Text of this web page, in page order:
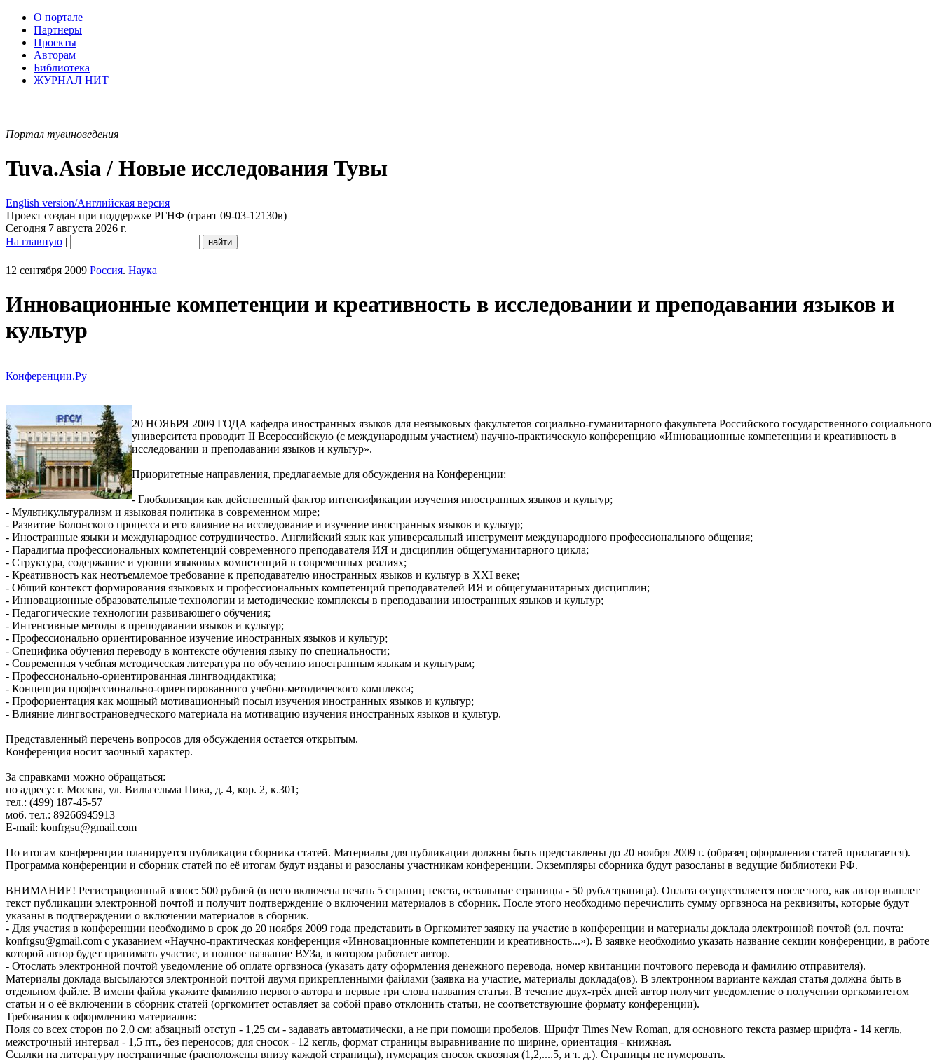
О портале
Партнеры
Проекты
Авторам
Библиотека
ЖУРНАЛ НИТ
Портал тувиноведения
Tuva.Asia / Новые исследования Тувы
English version/Английская версия
Проект создан при поддержке РГНФ (грант 09-03-12130в)
Сегодня 7 августа 2026 г.
На главную |
12 сентября 2009 Россия. Наука
Инновационные компетенции и креативность в исследовании и преподавании языков и
культур
Конференции.Ру
20 НОЯБРЯ 2009 ГОДА кафедра иностранных языков для неязыковых факультетов социально-гуманитарного факультета Российского государственного социального
университета проводит II Всероссийскую (с международным участием) научно-практическую конференцию «Инновационные компетенции и креативность в
исследовании и преподавании языков и культур».
Приоритетные направления, предлагаемые для обсуждения на Конференции:
- Глобализация как действенный фактор интенсификации изучения иностранных языков и культур;
- Мультикультурализм и языковая политика в современном мире;
- Развитие Болонского процесса и его влияние на исследование и изучение иностранных языков и культур;
- Иностранные языки и международное сотрудничество. Английский язык как универсальный инструмент международного профессионального общения;
- Парадигма профессиональных компетенций современного преподавателя ИЯ и дисциплин общегуманитарного цикла;
- Структура, содержание и уровни языковых компетенций в современных реалиях;
- Креативность как неотъемлемое требование к преподавателю иностранных языков и культур в XXI веке;
- Общий контекст формирования языковых и профессиональных компетенций преподавателей ИЯ и общегуманитарных дисциплин;
- Инновационные образовательные технологии и методические комплексы в преподавании иностранных языков и культур;
- Педагогические технологии развивающего обучения;
- Интенсивные методы в преподавании языков и культур;
- Профессионально ориентированное изучение иностранных языков и культур;
- Специфика обучения переводу в контексте обучения языку по специальности;
- Современная учебная методическая литература по обучению иностранным языкам и культурам;
- Профессионально-ориентированная лингводидактика;
- Концепция профессионально-ориентированного учебно-методического комплекса;
- Профориентация как мощный мотивационный посыл изучения иностранных языков и культур;
- Влияние лингвострановедческого материала на мотивацию изучения иностранных языков и культур.
Представленный перечень вопросов для обсуждения остается открытым.
Конференция носит заочный характер.
За справками можно обращаться:
по адресу: г. Москва, ул. Вильгельма Пика, д. 4, кор. 2, к.301;
тел.: (499) 187-45-57
моб. тел.: 89266945913
E-mail: konfrgsu@gmail.com
По итогам конференции планируется публикация сборника статей. Материалы для публикации должны быть представлены до 20 ноября 2009 г. (образец оформления статей прилагается).
Программа конференции и сборник статей по её итогам будут изданы и разосланы участникам конференции. Экземпляры сборника будут разосланы в ведущие библиотеки РФ.
ВНИМАНИЕ! Регистрационный взнос: 500 рублей (в него включена печать 5 страниц текста, остальные страницы - 50 руб./страница). Оплата осуществляется после того, как автор вышлет
текст публикации электронной почтой и получит подтверждение о включении материалов в сборник. После этого необходимо перечислить сумму оргвзноса на реквизиты, которые будут
указаны в подтверждении о включении материалов в сборник.
- Для участия в конференции необходимо в срок до 20 ноября 2009 года представить в Оргкомитет заявку на участие в конференции и материалы доклада электронной почтой (эл. почта:
konfrgsu@gmail.com с указанием «Научно-практическая конференция «Инновационные компетенции и креативность...»). В заявке необходимо указать название секции конференции, в работе
которой автор будет принимать участие, и полное название ВУЗа, в котором работает автор.
- Отослать электронной почтой уведомление об оплате оргвзноса (указать дату оформления денежного перевода, номер квитанции почтового перевода и фамилию отправителя).
Материалы доклада высылаются электронной почтой двумя прикрепленными файлами (заявка на участие, материалы доклада(ов). В электронном варианте каждая статья должна быть в
отдельном файле. В имени файла укажите фамилию первого автора и первые три слова названия статьи. В течение двух-трёх дней автор получит уведомление о получении оргкомитетом
статьи и о её включении в сборник статей (оргкомитет оставляет за собой право отклонить статьи, не соответствующие формату конференции).
Требования к оформлению материалов:
Поля со всех сторон по 2,0 см; абзацный отступ - 1,25 см - задавать автоматически, а не при помощи пробелов. Шрифт Times New Roman, для основного текста размер шрифта - 14 кегль,
межстрочный интервал - 1,5 пт., без переносов; для сносок - 12 кегль, формат страницы выравнивание по ширине, ориентация - книжная.
Ссылки на литературу постраничные (расположены внизу каждой страницы), нумерация сносок сквозная (1,2,....5, и т. д.). Страницы не нумеровать.